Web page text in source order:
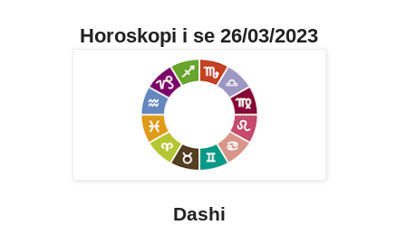
Horoskopi i se 26/03/2023
Dashi